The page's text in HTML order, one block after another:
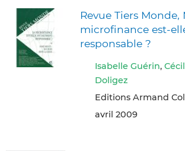
Revue Tiers Monde,
microfinance est-
responsable ?
Isabelle Guérin,
Doligez
Editions Armand
avril 2009